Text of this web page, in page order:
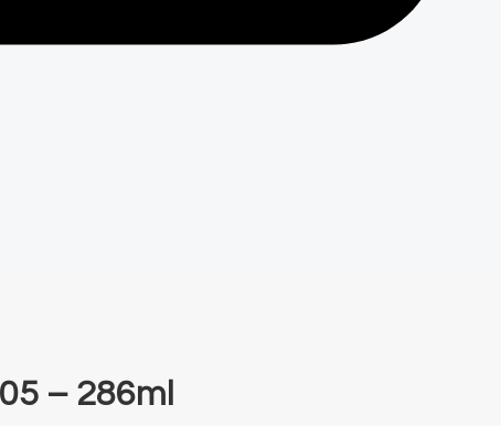
– 286ml